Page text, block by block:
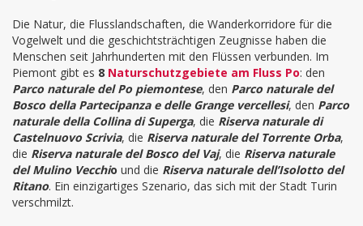
Die Natur, die Flusslandschaften, die Wanderkorridore für die
Vogelwelt und die geschichtsträchtigen Zeugnisse haben die
Menschen seit Jahrhunderten mit den Flüssen verbunden. Im
Piemont gibt es 8 Naturschutzgebiete am Fluss Po: den
Parco naturale del Po piemontese, den Parco naturale del
Bosco della Partecipanza e delle Grange vercellesi, den Parco
naturale della Collina di Superga, die Riserva naturale di
Castelnuovo Scrivia, die Riserva naturale del Torrente Orba,
die Riserva naturale del Bosco del Vaj, die Riserva naturale
del Mulino Vecchio und die Riserva naturale dell’Isolotto del
Ritano. Ein einzigartiges Szenario, das sich mit der Stadt Turin
verschmilzt.